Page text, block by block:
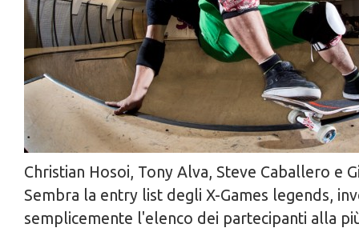
Christian Hosoi, Tony Alva, Steve Caballero e
Sembra la entry list degli X-Games legends,
semplicemente l'elenco dei partecipanti alla